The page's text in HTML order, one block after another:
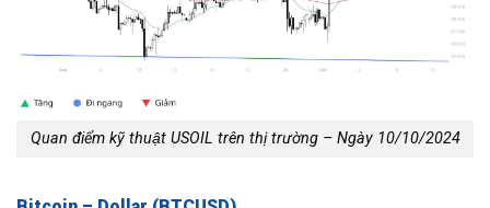
Quan điểm kỹ thuật USOIL trên thị trường – Ngày 10/10/2024